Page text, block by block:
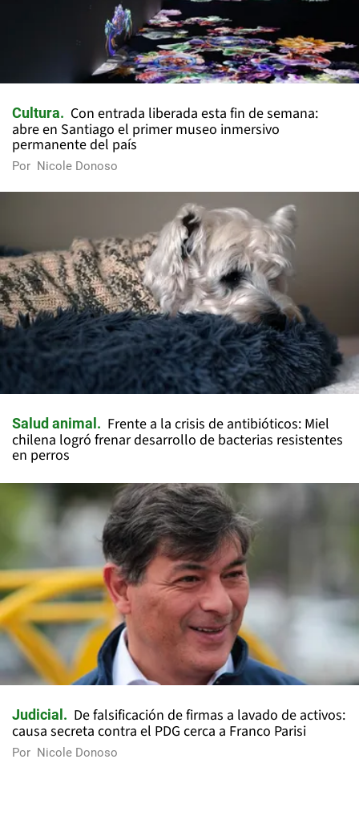
Cultura
Con entrada liberada esta fin de semana:
abre en Santiago el primer museo inmersivo
permanente del país
Por Nicole Donoso
Salud animal
Frente a la crisis de antibióticos: Miel
chilena logró frenar desarrollo de bacterias resistentes
en perros
Judicial
De falsificación de firmas a lavado de activos:
causa secreta contra el PDG cerca a Franco Parisi
Por Nicole Donoso